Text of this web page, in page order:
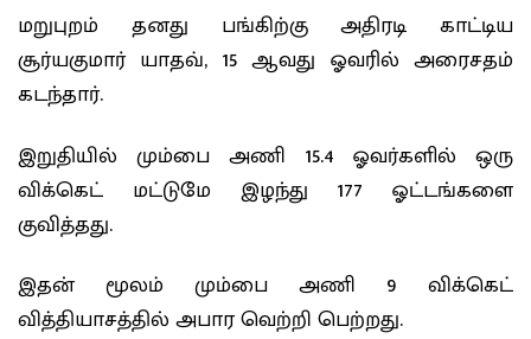
மறுபுறம் தனது பங்கிற்கு அதிரடி காட்டிய
சூர்யகுமார் யாதவ், 15 ஆவது ஓவரில் அரைசதம்
கடந்தார்.
இறுதியில் மும்பை அணி 15.4 ஓவர்களில் ஒரு
விக்கெட் மட்டுமே இழந்து 177 ஓட்டங்கள‍ை
குவித்தது.
இதன் மூலம் மும்பை அணி 9 விக்கெட்
வித்தியாசத்தில் அபார வெற்றி பெற்றது.